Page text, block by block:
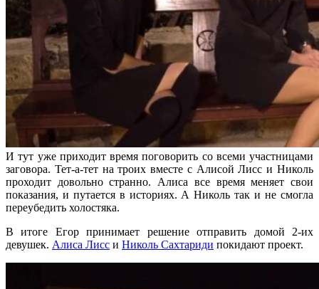
И тут уже приходит время поговорить со всеми участницами
заговора. Тет-а-тет на троих вместе с Алисой Лисс и Николь
проходит довольно странно. Алиса все время меняет свои
показания, и путается в историях. А Николь так и не смогла
переубедить холостяка.
В итоге Егор принимает решение отправить домой 2-их
девушек. Алиса Лисс и Николь Сахтариди покидают проект.